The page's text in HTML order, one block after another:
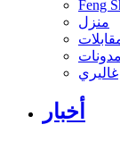
Feng
منزل
مدونات
غاليري
أخبار